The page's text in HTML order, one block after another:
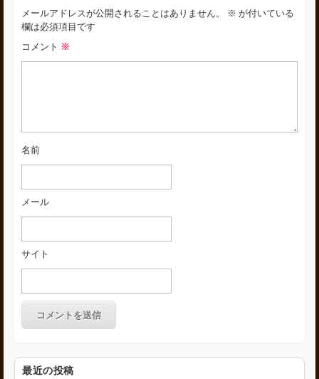
メールアドレスが公開されることはありません。 ※ が付いている
欄は必須項目です
コメント ※
名前
メール
サイト
最近の投稿